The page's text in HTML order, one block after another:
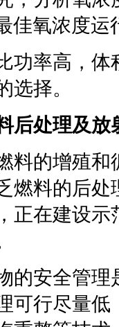
佳氧浓度运
率高，体
选择。
处理及放
的增殖和
燃料的后
正在建设
安全管理
可行尽量